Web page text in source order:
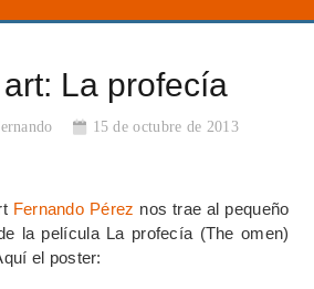
La profecía
15 de octubre de 2013
Fernando Pérez nos trae al pequeño
la película La profecía (The omen)
el poster: